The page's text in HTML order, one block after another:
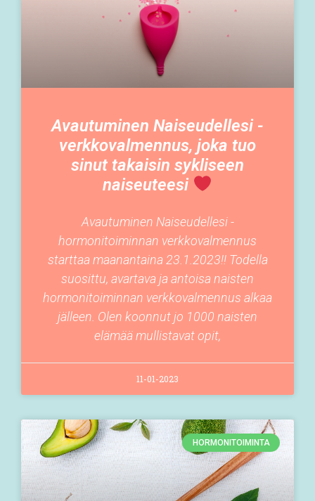
Avautuminen Naiseudellesi -
verkkovalmennus, joka tuo
sinut takaisin sykliseen
naiseuteesi
Avautuminen Naiseudellesi -
hormonitoiminnan verkkovalmennus
starttaa maanantaina 23.1.2023!! Todella
suosittu, avartava ja antoisa naisten
hormonitoiminnan verkkovalmennus alkaa
jälleen. Olen koonnut jo 1000 naisten
elämää mullistavat opit,
11-01-2023
HORMONITOIMINTA